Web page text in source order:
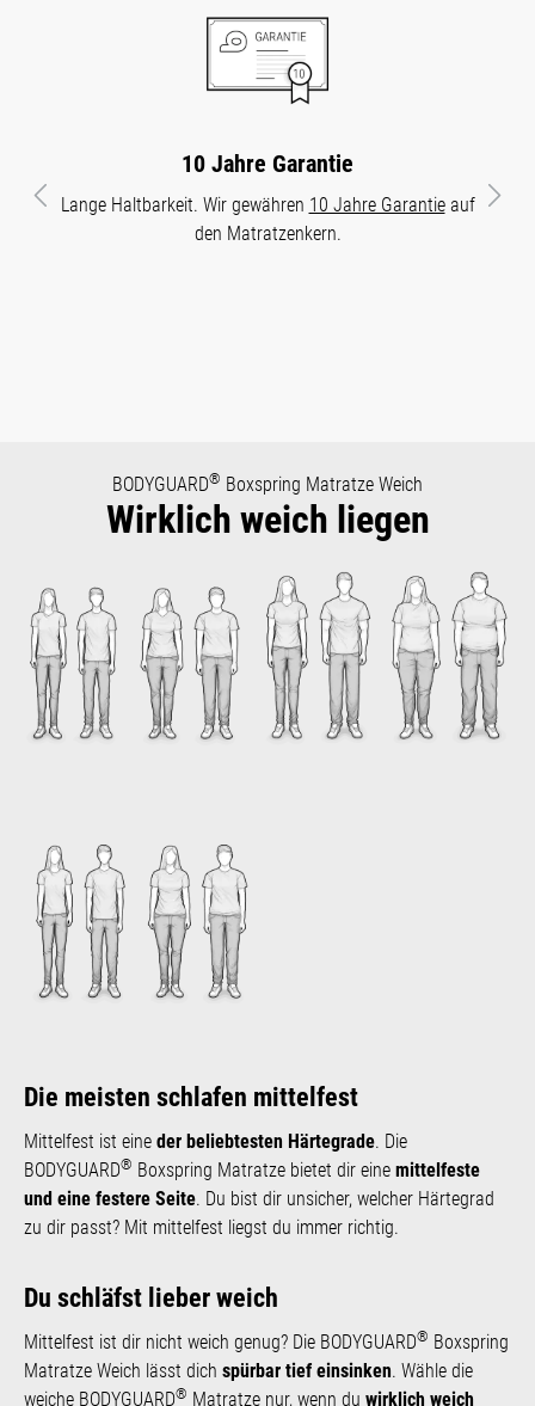
10 Jahre Garantie
Lange Haltbarkeit. Wir gewähren 10 Jahre Garantieauf
den Matratzenkern.
Vorheriges
BODYGUARD® Boxspring Matratze Weich
Wirklich weich liegen
Die meisten schlafen mittelfest
Mittelfest ist eine der beliebtesten Härtegrade. Die
BODYGUARD® Boxspring Matratze bietet dir eine mittelfeste
und eine festere Seite. Du bist dir unsicher, welcher Härtegrad
zu dir passt? Mit mittelfest liegst du immer richtig.
Du schläfst lieber weich
Mittelfest ist dir nicht weich genug? Die BODYGUARD® Boxspring
Matratze Weich lässt dich spürbar tief einsinken. Wähle die
weiche BODYGUARD® Matratze nur, wenn du wirklich weich